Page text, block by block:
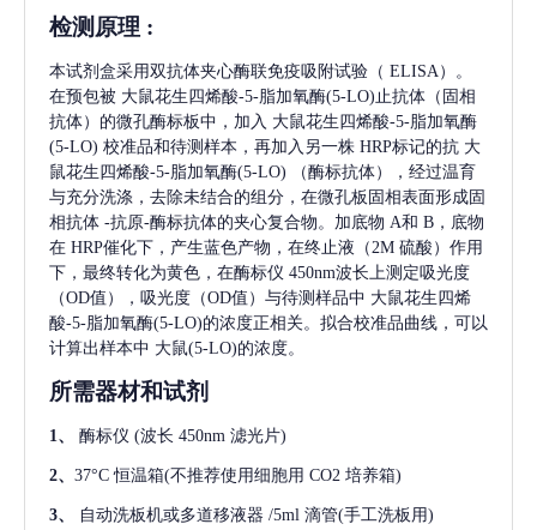
检测原理 :
本试剂盒采用双抗体夹心酶联免疫吸附试验（ ELISA）。
在预包被 大鼠花生四烯酸-5-脂加氧酶(5-LO)止抗体（固相
抗体）的微孔酶标板中，加入 大鼠花生四烯酸-5-脂加氧酶
(5-LO) 校准品和待测样本，再加入另一株 HRP标记的抗 大
鼠花生四烯酸-5-脂加氧酶(5-LO)
（酶标抗体），经过温育
与充分洗涤，去除未结合的组分，在微孔板固相表面形成固
相抗体 -抗原-酶标抗体的夹心复合物。加底物 A和 B，底物
在 HRP催化下，产生蓝色产物，在终止液（2M 硫酸）作用
下，最终转化为黄色，在酶标仪 450nm波长上测定吸光度
（OD值），吸光度（OD值）与待测样品中 大鼠花生四烯
酸-5-脂加氧酶(5-LO)的浓度正相关。拟合校准品曲线，可以
计算出样本中 大鼠(5-LO)的浓度。
所需器材和试剂
1、 酶标仪 (波长 450nm 滤光片)
2、 37°C 恒温箱(不推荐使用细胞用 CO2 培养箱)
3、 自动洗板机或多道移液器 /5ml 滴管(手工洗板用)